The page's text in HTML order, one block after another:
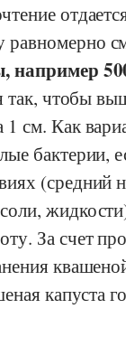
равномерно
так, чтобы
см. Как
бактерии,
(средний
За счет
капуста